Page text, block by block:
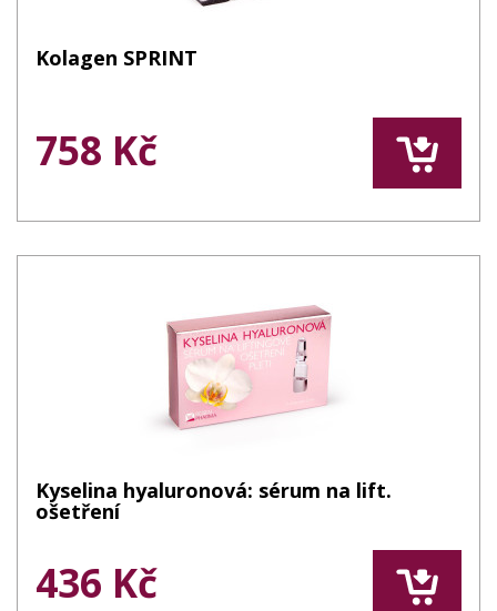
Kolagen SPRINT
758 Kč
Kyselina hyaluronová: sérum na lift.
ošetření
436 Kč